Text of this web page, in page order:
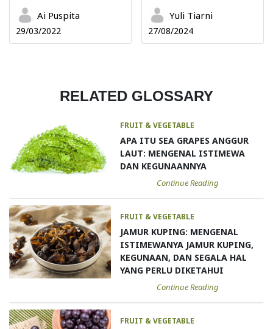
Ai Puspita
29/03/2022
Yuli Tiarni
27/08/2024
RELATED GLOSSARY
FRUIT & VEGETABLE
APA ITU SEA GRAPES ANGGUR
LAUT: MENGENAL ISTIMEWA
DAN KEGUNAANNYA
Continue Reading
FRUIT & VEGETABLE
JAMUR KUPING: MENGENAL
ISTIMEWANYA JAMUR KUPING,
KEGUNAAN, DAN SEGALA HAL
YANG PERLU DIKETAHUI
Continue Reading
FRUIT & VEGETABLE